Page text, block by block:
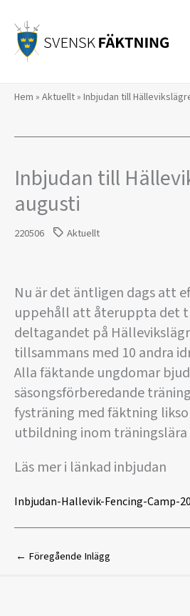
innehåll
Hem » Aktuellt» Inbjudan till
Inbjudan till
augusti
220506 Aktuellt
Nu är det äntligen dags att
uppehåll att återuppta det
deltagandet på
tillsammans med 10 andra
Alla fäktande ungdomar
säsongsförberedande
fysträning med fäktning
utbildning inom
Läs mer i länkad inbjudan
Inbjudan-Hallevik-Fencing-Camp-
← Föregående Inlägg